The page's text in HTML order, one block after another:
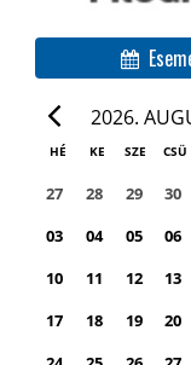
2026.
HÉ KE SZE CSÜ
27 28 29 30
03
04 05 06
10
11 12 13
17
18 19 20